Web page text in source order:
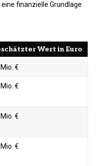
finanzielle Grundlage
Wert in Euro
€
€
€
€